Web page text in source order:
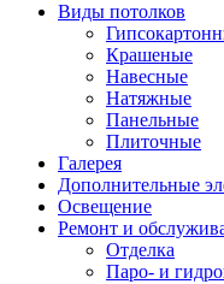
Виды потолков
Крашеные
Навесные
Натяжные
Панельные
Плиточные
Галерея
Дополнительные
Освещение
Ремонт и
Отделка
Паро- и